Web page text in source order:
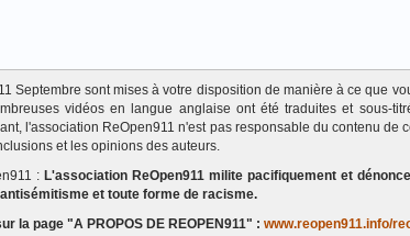
Septembre sont mises à votre disposition de manière à ce que
vidéos en langue anglaise ont été traduites et sous-
l'association ReOpen911 n'est pas responsable du contenu de
et les opinions des auteurs.
: L'association ReOpen911 milite pacifiquement et
et toute forme de racisme.
la page "A PROPOS DE REOPEN911" : www.reopen911.info/